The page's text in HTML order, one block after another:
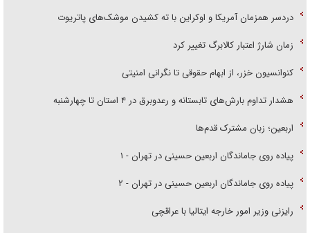
دردسر همزمان آمریکا و اوکراین با ته کشیدن موشک‌های پاتریوت
زمان شارژ اعتبار کالابرگ تغییر کرد
کنوانسیون خزر، از ابهام حقوقی تا نگرانی امنیتی
هشدار تداوم بارش‌های تابستانه و رعدوبرق در ۴ استان تا چهارشنبه
اربعین؛ زبان مشترک قدم‌ها
پیاده روی جاماندگان اربعین حسینی در تهران - ۱
پیاده روی جاماندگان اربعین حسینی در تهران - ۲
رایزنی وزیر امور خارجه ایتالیا با عراقچی